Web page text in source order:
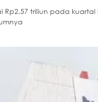
triliun pada kuartal